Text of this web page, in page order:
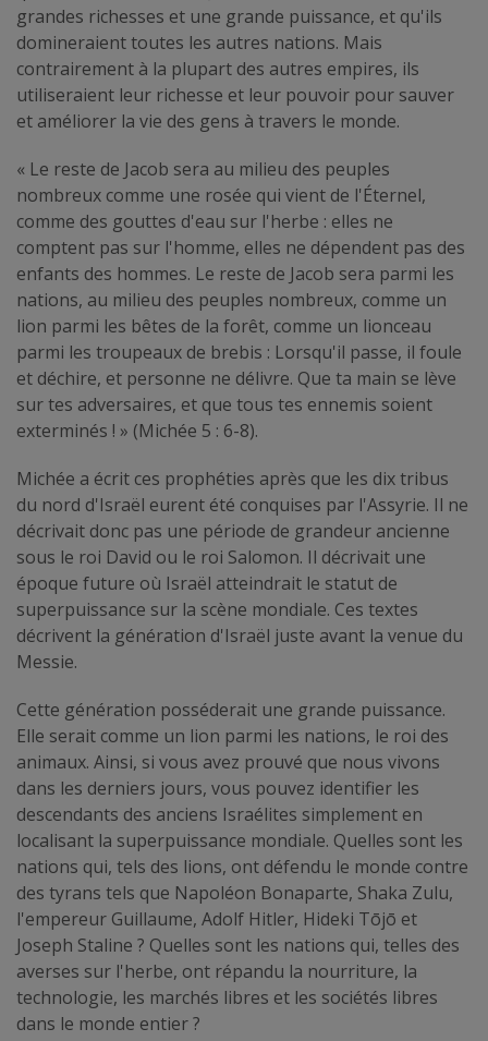
grandes richesses et une grande puissance, et qu'ils
domineraient toutes les autres nations. Mais
contrairement à la plupart des autres empires, ils
utiliseraient leur richesse et leur pouvoir pour sauver
et améliorer la vie des gens à travers le monde.
« Le reste de Jacob sera au milieu des peuples
nombreux comme une rosée qui vient de l'Éternel,
comme des gouttes d'eau sur l'herbe : elles ne
comptent pas sur l'homme, elles ne dépendent pas des
enfants des hommes. Le reste de Jacob sera parmi les
nations, au milieu des peuples nombreux, comme un
lion parmi les bêtes de la forêt, comme un lionceau
parmi les troupeaux de brebis : Lorsqu'il passe, il foule
et déchire, et personne ne délivre. Que ta main se lève
sur tes adversaires, et que tous tes ennemis soient
exterminés ! » (Michée 5 : 6-8).
Michée a écrit ces prophéties après que les dix tribus
du nord d'Israël eurent été conquises par l'Assyrie. Il ne
décrivait donc pas une période de grandeur ancienne
sous le roi David ou le roi Salomon. Il décrivait une
époque future où Israël atteindrait le statut de
superpuissance sur la scène mondiale. Ces textes
décrivent la génération d'Israël juste avant la venue du
Messie.
Cette génération posséderait une grande puissance.
Elle serait comme un lion parmi les nations, le roi des
animaux. Ainsi, si vous avez prouvé que nous vivons
dans les derniers jours, vous pouvez identifier les
descendants des anciens Israélites simplement en
localisant la superpuissance mondiale. Quelles sont les
nations qui, tels des lions, ont défendu le monde contre
des tyrans tels que Napoléon Bonaparte, Shaka Zulu,
l'empereur Guillaume, Adolf Hitler, Hideki Tōjō et
Joseph Staline ? Quelles sont les nations qui, telles des
averses sur l'herbe, ont répandu la nourriture, la
technologie, les marchés libres et les sociétés libres
dans le monde entier ?